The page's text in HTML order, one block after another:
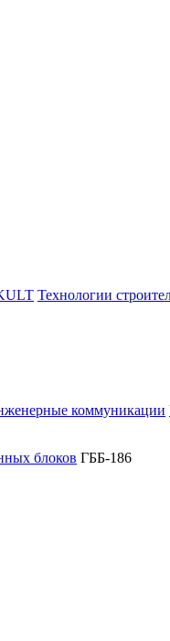
Технологии
коммуникации
блоков ГББ-186